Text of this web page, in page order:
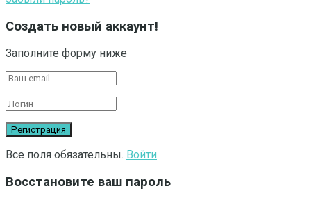
Создать новый аккаунт!
Заполните форму ниже
Все поля обязательны. Войти
Восстановите ваш пароль